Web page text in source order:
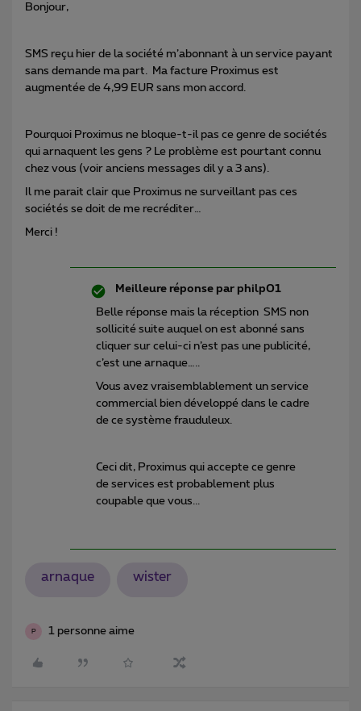
Bonjour,
SMS reçu hier de la société m’abonnant à un service payant
sans demande ma part. Ma facture Proximus est
augmentée de 4,99 EUR sans mon accord.
Pourquoi Proximus ne bloque-t-il pas ce genre de sociétés
qui arnaquent les gens ? Le problème est pourtant connu
chez vous (voir anciens messages dil y a 3 ans).
Il me parait clair que Proximus ne surveillant pas ces
sociétés se doit de me recréditer…
Merci !
Meilleure réponse par philp01
Belle réponse mais la réception SMS non
sollicité suite auquel on est abonné sans
cliquer sur celui-ci n’est pas une publicité,
c’est une arnaque…..
Vous avez vraisemblablement un service
commercial bien développé dans le cadre
de ce système frauduleux.
Ceci dit, Proximus qui accepte ce genre
de services est probablement plus
coupable que vous...
arnaque wister
P 1 personne aime